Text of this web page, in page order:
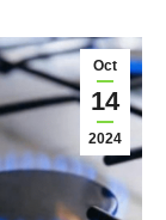
Oct
14
2024